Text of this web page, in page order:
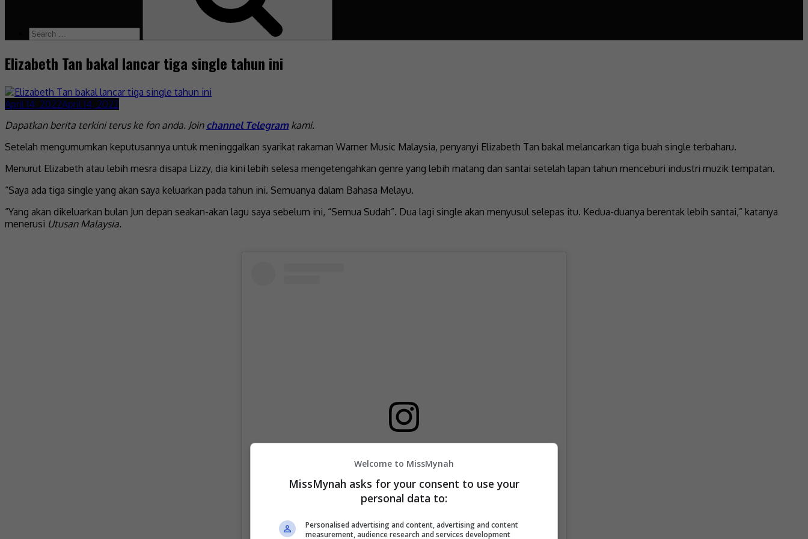
Elizabeth Tan bakal lancar tiga single tahun ini
April 14, 2022April 14, 2022
Dapatkan berita terkini terus ke fon anda. Join channel Telegramkami.
Setelah mengumumkan keputusannya untuk meninggalkan syarikat rakaman Warner Music Malaysia, penyanyi Elizabeth Tan bakal melancarkan tiga buah single terbaharu.
Menurut Elizabeth atau lebih mesra disapa Lizzy, dia kini lebih selesa mengetengahkan genre yang lebih matang dan santai setelah lapan tahun menceburi industri muzik tempatan.
“Saya ada tiga single yang akan saya keluarkan pada tahun ini. Semuanya dalam Bahasa Melayu.
“Yang akan dikeluarkan bulan Jun depan seakan-akan lagu saya sebelum ini, “Semua Sudah”. Dua lagi single akan menyusul selepas itu. Kedua-duanya berentak lebih santai,” katanya
menerusi Utusan Malaysia.
Welcome to MissMynah
MissMynah asks for your consent to use your
personal data to:
Personalised advertising and content, advertising and content
measurement, audience research and services development